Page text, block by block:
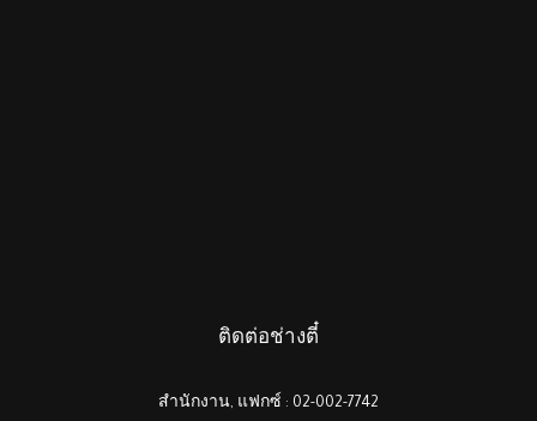
ติดต่อช่างตี๋
สำนักงาน, แฟกซ์ : 02-002-7742